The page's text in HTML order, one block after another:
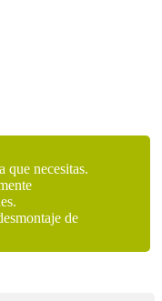
que necesitas.
de